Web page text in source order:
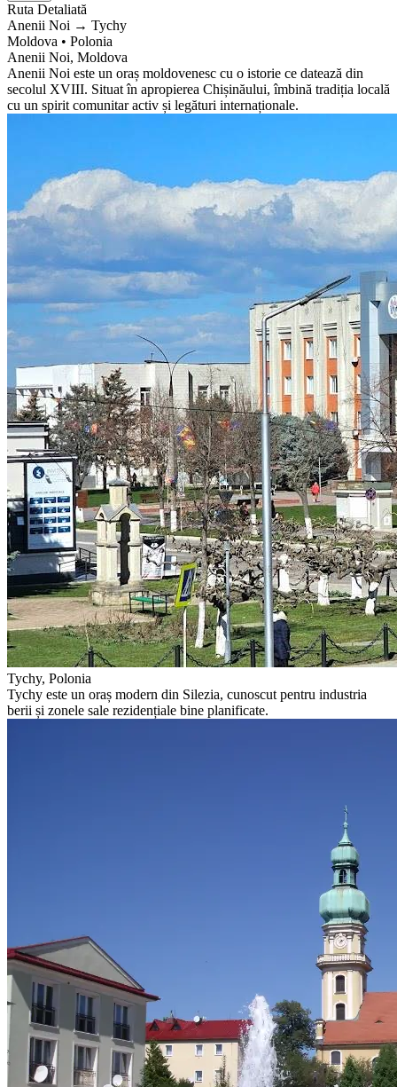
Ruta Detaliată
Anenii Noi → Tychy
Moldova • Polonia
Anenii Noi, Moldova
Anenii Noi este un oraș moldovenesc cu o istorie ce datează din
secolul XVIII. Situat în apropierea Chișinăului, îmbină tradiția locală
cu un spirit comunitar activ și legături internaționale.
Tychy, Polonia
Tychy este un oraș modern din Silezia, cunoscut pentru industria
berii și zonele sale rezidențiale bine planificate.